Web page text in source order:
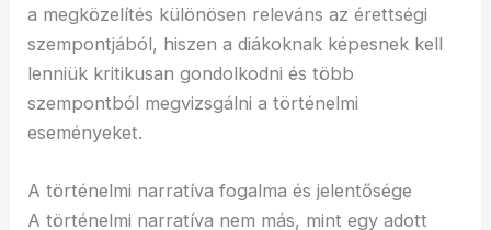
a megközelítés különösen releváns az érettségi
szempontjából, hiszen a diákoknak képesnek kell
lenniük kritikusan gondolkodni és több
szempontból megvizsgálni a történelmi
eseményeket.
A történelmi narratíva fogalma és jelentősége
A történelmi narratíva nem más, mint egy adott